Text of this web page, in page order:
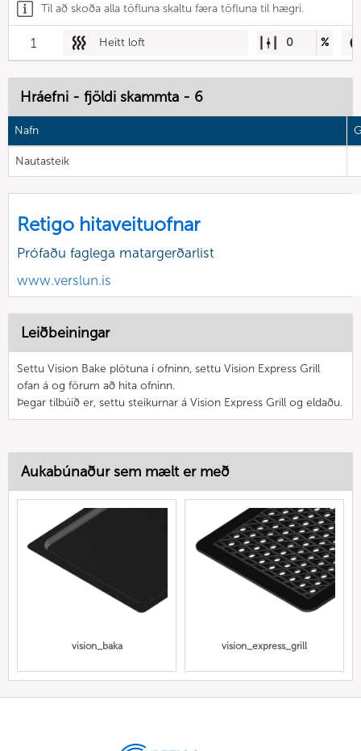
Til að skoða alla töfluna skaltu færa töfluna til hægri.
1 Heitt loft 0 %
Hráefni - fjöldi skammta - 6
Nafn
Nautasteik
Retigo hitaveituofnar
Prófaðu faglega matargerðarlist
www.verslun.is
Leiðbeiningar
Settu Vision Bake plötuna í ofninn, settu Vision Express Grill
ofan á og förum að hita ofninn.
Þegar tilbúið er, settu steikurnar á Vision Express Grill og eldaðu.
Aukabúnaður sem mælt er með
vision_baka vision_express_grill